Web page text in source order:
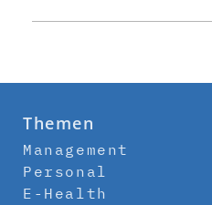
Themen
Management
Personal
E-Health